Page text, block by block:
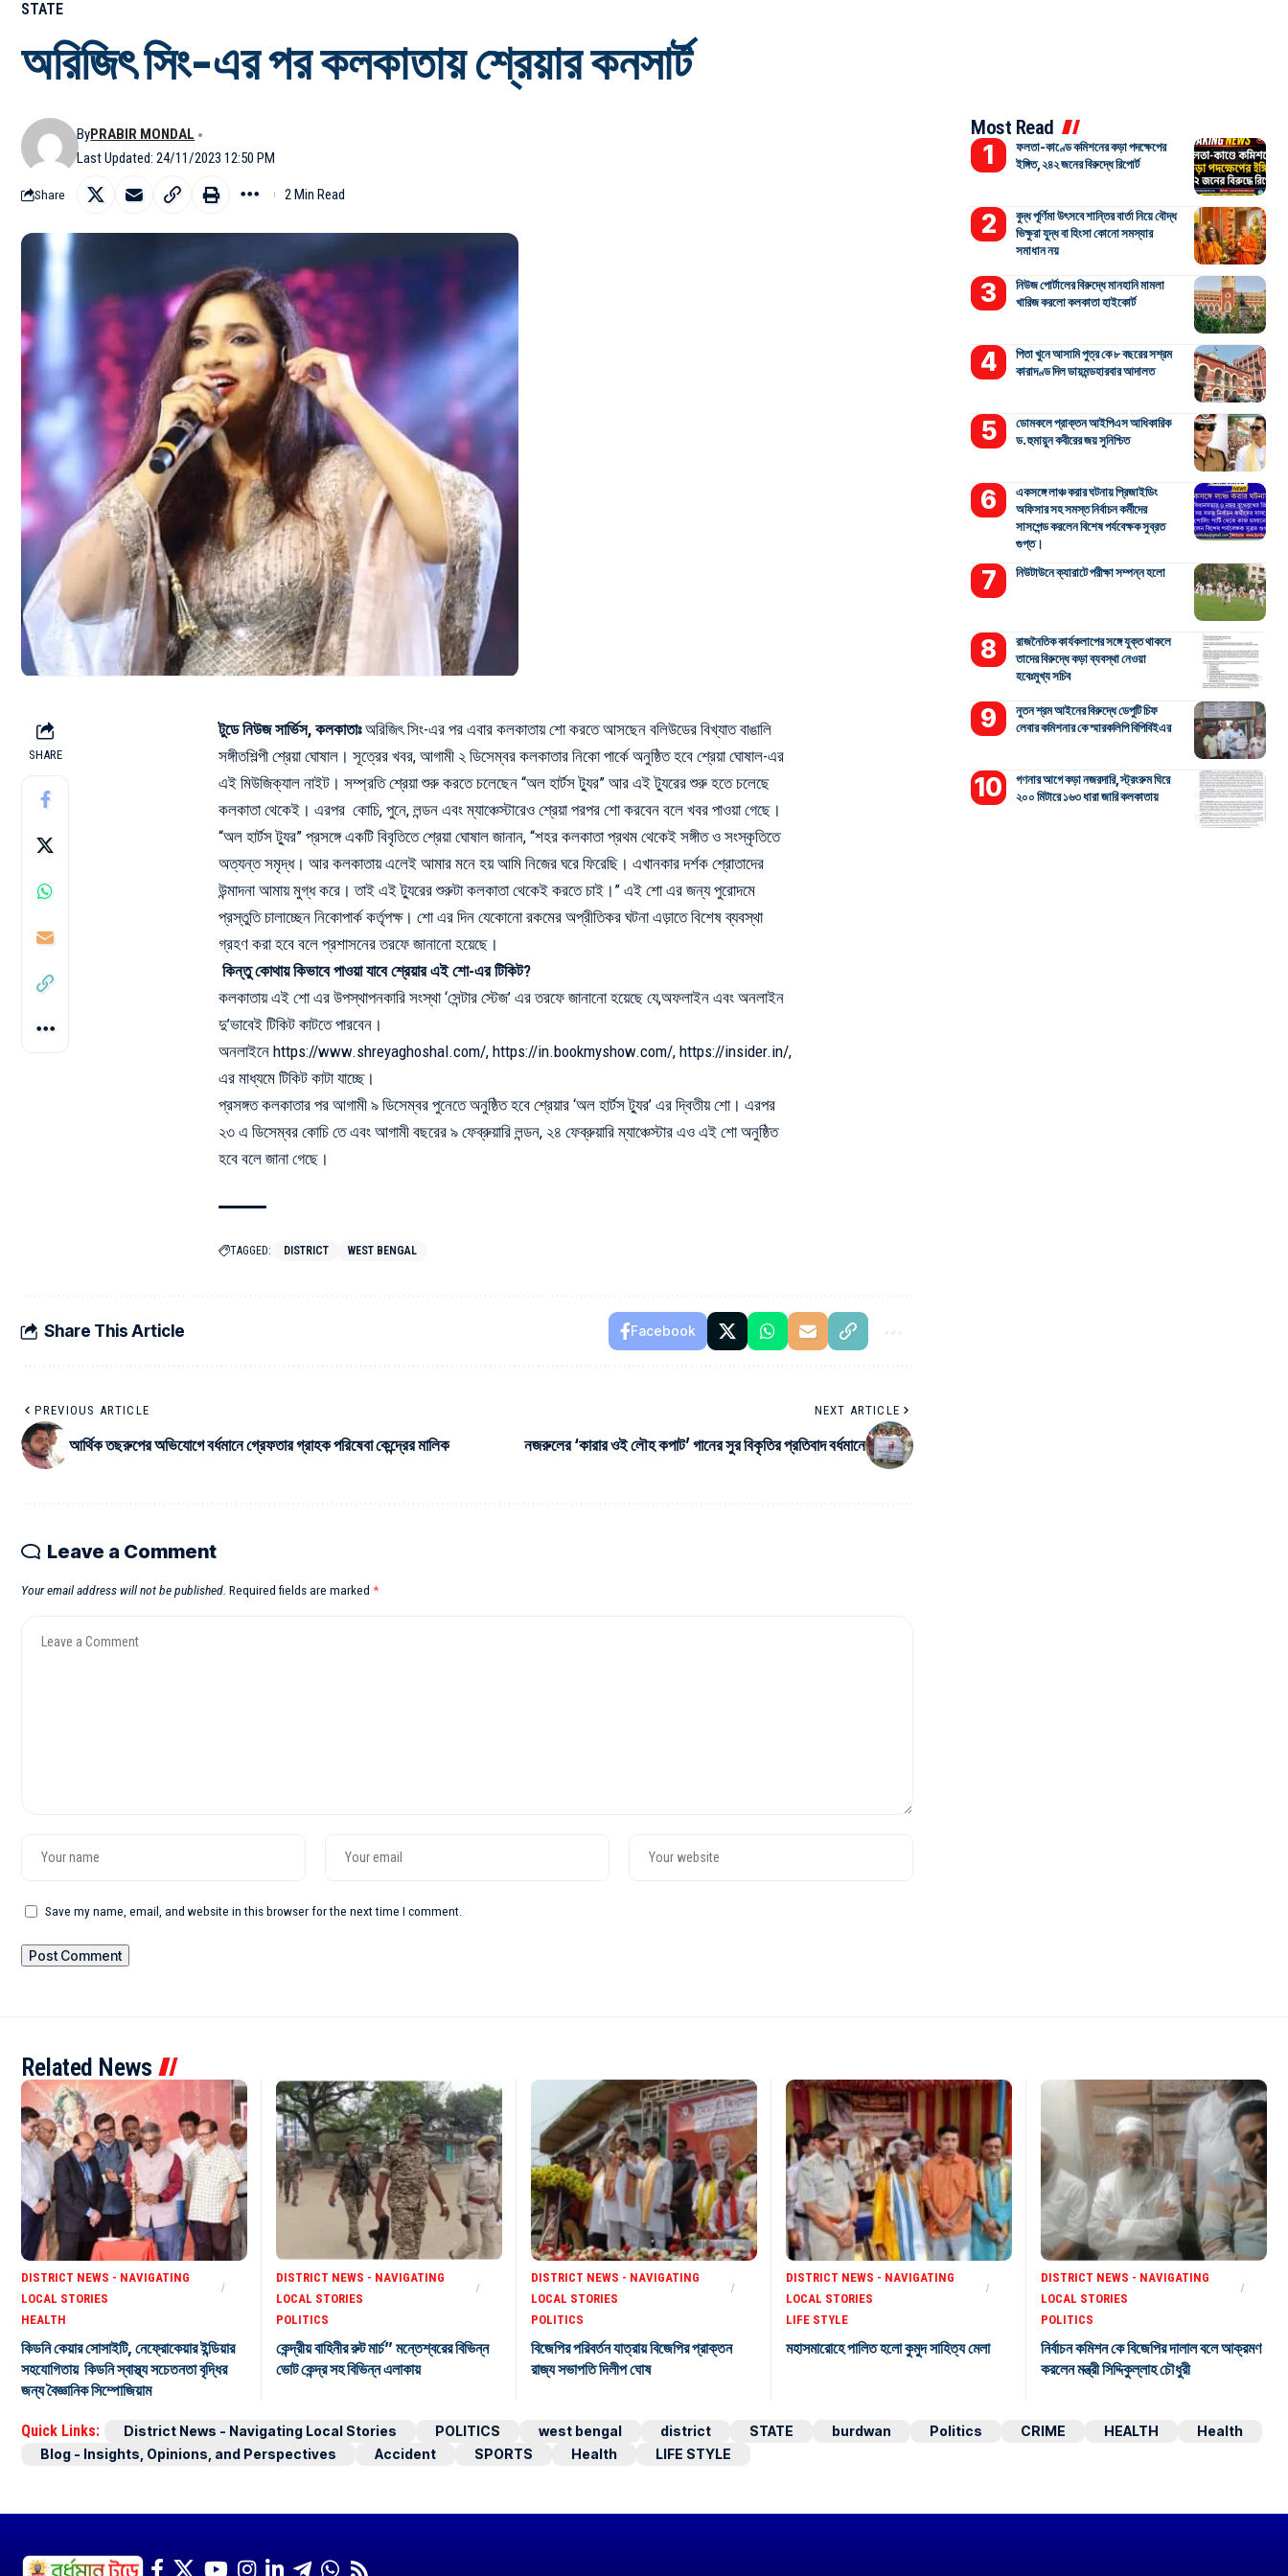
STATE
অরিজিৎ সিং-এর পর কলকাতায় শ্রেয়ার কনসার্ট
Last Updated: 24/11/2023 12:50 PM
ByPRABIR MONDAL
Share 2 Min Read
SHARE
টুডে নিউজ সার্ভিস, কলকাতাঃঅরিজিৎ সিং-এর পর এবার কলকাতায় শো করতে আসছেন বলিউডের বিখ্যাত বাঙালি
সঙ্গীতশিল্পী শ্রেয়া ঘোষাল। সূত্রের খবর, আগামী ২ ডিসেম্বর কলকাতার নিকো পার্কে অনুষ্ঠিত হবে শ্রেয়া ঘোষাল-এর
এই মিউজিক্যাল নাইট। সম্প্রতি শ্রেয়া শুরু করতে চলেছেন “অল হার্টস ট্যুর” আর এই ট্যুরের শুরু হতে চলেছে
কলকাতা থেকেই। এরপর কোচি, পুনে, লন্ডন এবং ম্যাঞ্চেস্টারেও শ্রেয়া পরপর শো করবেন বলে খবর পাওয়া গেছে।
“অল হার্টস ট্যুর” প্রসঙ্গে একটি বিবৃতিতে শ্রেয়া ঘোষাল জানান, “শহর কলকাতা প্রথম থেকেই সঙ্গীত ও সংস্কৃতিতে
অত্যন্ত সমৃদ্ধ। আর কলকাতায় এলেই আমার মনে হয় আমি নিজের ঘরে ফিরেছি। এখানকার দর্শক শ্রোতাদের
উন্মাদনাআমায় মুগ্ধ করে। তাই এই ট্যুরের শুরুটা কলকাতা থেকেই করতে চাই।” এই শো এর জন্য পুরোদমে
প্রস্তুতি চালাচ্ছেন নিকোপার্ক কর্তৃপক্ষ। শো এর দিন যেকোনো রকমের অপ্রীতিকর ঘটনা এড়াতে বিশেষ ব্যবস্থা
গ্রহণ করা হবে বলে প্রশাসনের তরফে জানানো হয়েছে।
কিন্তু কোথায় কিভাবে পাওয়া যাবে শ্রেয়ার এই শো-এর টিকিট?
কলকাতায় এই শো এর উপস্থাপনকারি সংস্থা ‘সেন্টার স্টেজ’ এর তরফে জানানো হয়েছে যে,অফলাইন এবং অনলাইন
দু’ভাবেই টিকিটকাটতে পারবেন।
অনলাইনে https://www.shreyaghoshal.com/, https://in.bookmyshow.com/, https://insider.in/,
এর মাধ্যমে টিকিট কাটা যাচ্ছে।
প্রসঙ্গত কলকাতার পর আগামী ৯ ডিসেম্বর পুনেতে অনুষ্ঠিত হবে শ্রেয়ার ‘অল হার্টস ট্যুর’ এর দ্বিতীয় শো। এরপর
২৩ এ ডিসেম্বর কোচি তে এবং আগামী বছরের ৯ ফেব্রুয়ারি লন্ডন, ২৪ ফেব্রুয়ারি ম্যাঞ্চেস্টার এও এই শো অনুষ্ঠিত
হবে বলে জানা গেছে।
TAGGED: DISTRICT WEST BENGAL
Share This Article Facebook
PREVIOUS ARTICLE
আর্থিক তছরুপের অভিযোগে বর্ধমানে গ্রেফতার গ্রাহক পরিষেবা কেন্দ্রের মালিক
NEXT ARTICLE
নজরুলের ‘কারার ওই লৌহ কপাট’ গানের সুর বিকৃতির প্রতিবাদ বর্ধমানে
Leave a Comment
Your email address will not be published. Required fields are marked *
Save my name, email, and website in this browser for the next time I comment.
Most Read
ফলতা-কাণ্ডে কমিশনের কড়া পদক্ষেপের
ইঙ্গিত, ২৪২ জনের বিরুদ্ধে রিপোর্ট
বুদ্ধ পূর্ণিমা উৎসবে শান্তির বার্তা নিয়ে বৌদ্ধ
ভিক্ষুরা যুদ্ধ বা হিংসা কোনো সমস্যার
সমাধান নয়
নিউজ পোর্টালের বিরুদ্ধে মানহানি মামলা
খারিজ করলো কলকাতা হাইকোর্ট
পিতা খুনে আসামি পুত্র কে ৮ বছরের সশ্রম
কারাদণ্ড দিল ডায়মন্ডহারবার আদালত
ডোমকলে প্রাক্তন আইপিএস আধিকারিক
ড. হুমায়ুন কবীরের জয় সুনিশ্চিত
একসঙ্গে লাঞ্চ করার ঘটনায় প্রিজাইডিং
অফিসার সহ সমস্ত নির্বাচন কর্মীদের
সাসপেন্ড করলেন বিশেষ পর্যবেক্ষক সুব্রত
গুপ্ত।
নিউটাউনে ক্যারাটে পরীক্ষা সম্পন্ন হলো
রাজনৈতিক কার্যকলাপের সঙ্গে যুক্ত থাকলে
তাদের বিরুদ্ধে কড়া ব্যবস্থা নেওয়া
হবেঃমুখ্য সচিব
নুতন শ্রম আইনের বিরুদ্ধে ডেপুটি চিফ
লেবার কমিশনার কে স্মারকলিপি বিপিবিইএর
গণনার আগে কড়া নজরদারি, স্ট্রংরুম ঘিরে
২০০ মিটারে ১৬৩ ধারা জারি কলকাতায়
Related News
DISTRICT NEWS - NAVIGATING
LOCAL STORIES
HEALTH
কিডনি কেয়ার সোসাইটি, নেফ্রোকেয়ার ইন্ডিয়ার
সহযোগিতায় কিডনি স্বাস্থ্য সচেতনতা বৃদ্ধির
জন্য বৈজ্ঞানিক সিম্পোজিয়াম
DISTRICT NEWS - NAVIGATING
LOCAL STORIES
POLITICS
কেন্দ্রীয় বাহিনীর রুট মার্চ” মন্তেশ্বরের বিভিন্ন
ভোট কেন্দ্র সহ বিভিন্ন এলাকায়
DISTRICT NEWS - NAVIGATING
LOCAL STORIES
POLITICS
বিজেপির পরিবর্তন যাত্রায় বিজেপির প্রাক্তন
রাজ্য সভাপতি দিলীপ ঘোষ
DISTRICT NEWS - NAVIGATING
LOCAL STORIES
LIFE STYLE
মহাসমারোহে পালিত হলো কুমুদ সাহিত্য মেলা
DISTRICT NEWS - NAVIGATING
LOCAL STORIES
POLITICS
নির্বাচন কমিশন কে বিজেপির দালাল বলে আক্রমণ
করলেন মন্ত্রী সিদ্দিকুল্লাহ চৌধুরী
Quick Links: District News - Navigating Local Stories POLITICS west bengal district STATE burdwan Politics CRIME HEALTH
Health
Blog - Insights, Opinions, and Perspectives
Accident SPORTS Health LIFE STYLE